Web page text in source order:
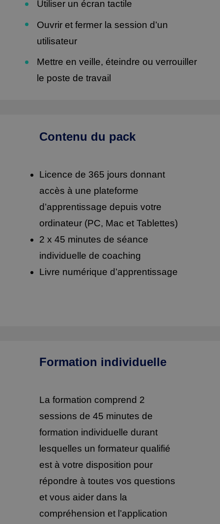
Utiliser un écran tactile
Ouvrir et fermer la session d’un
utilisateur
Mettre en veille, éteindre ou verrouiller
le poste de travail
Contenu du pack
Licence de 365 jours donnant
accès à une plateforme
d’apprentissage depuis votre
ordinateur (PC, Mac et Tablettes)
2 x 45 minutes de séance
individuelle de coaching
Livre numérique d’apprentissage
Formation individuelle
La formation comprend 2
sessions de 45 minutes de
formation individuelle durant
lesquelles un formateur qualifié
est à votre disposition pour
répondre à toutes vos questions
et vous aider dans la
compréhension et l’application